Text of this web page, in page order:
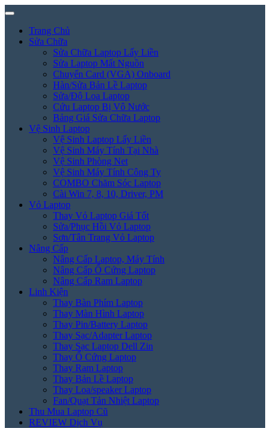
Trang Chủ
Sửa Chữa
Sửa Chữa Laptop Lấy Liền
Sửa Laptop Mất Nguồn
Chuyển Card (VGA) Onboard
Hàn/Sửa Bản Lề Laptop
Sửa/Độ Loa Laptop
Cứu Laptop Bị Vô Nước
Bảng Giá Sửa Chữa Laptop
Vệ Sinh Laptop
Vệ Sinh Laptop Lấy Liền
Vệ Sinh Máy Tính Tại Nhà
Vệ Sinh Phòng Net
Vệ Sinh Máy Tính Công Ty
COMBO Chăm Sóc Laptop
Cài Win 7, 8, 10, Driver, PM
Vỏ Laptop
Thay Vỏ Laptop Giá Tốt
Sửa/Phục Hồi Vỏ Laptop
Sơn/Tân Trang Vỏ Laptop
Nâng Cấp
Nâng Cấp Laptop, Máy Tính
Nâng Cấp Ổ Cứng Laptop
Nâng Cấp Ram Laptop
Linh Kiện
Thay Bàn Phím Laptop
Thay Màn Hình Laptop
Thay Pin/Battery Laptop
Thay Sạc/Adapter Laptop
Thay Sạc Laptop Dell Zin
Thay Ổ Cứng Laptop
Thay Ram Laptop
Thay Bản Lề Laptop
Thay Loa/speaker Laptop
Fan/Quạt Tản Nhiệt Laptop
Thu Mua Laptop Cũ
REVIEW Dịch Vụ